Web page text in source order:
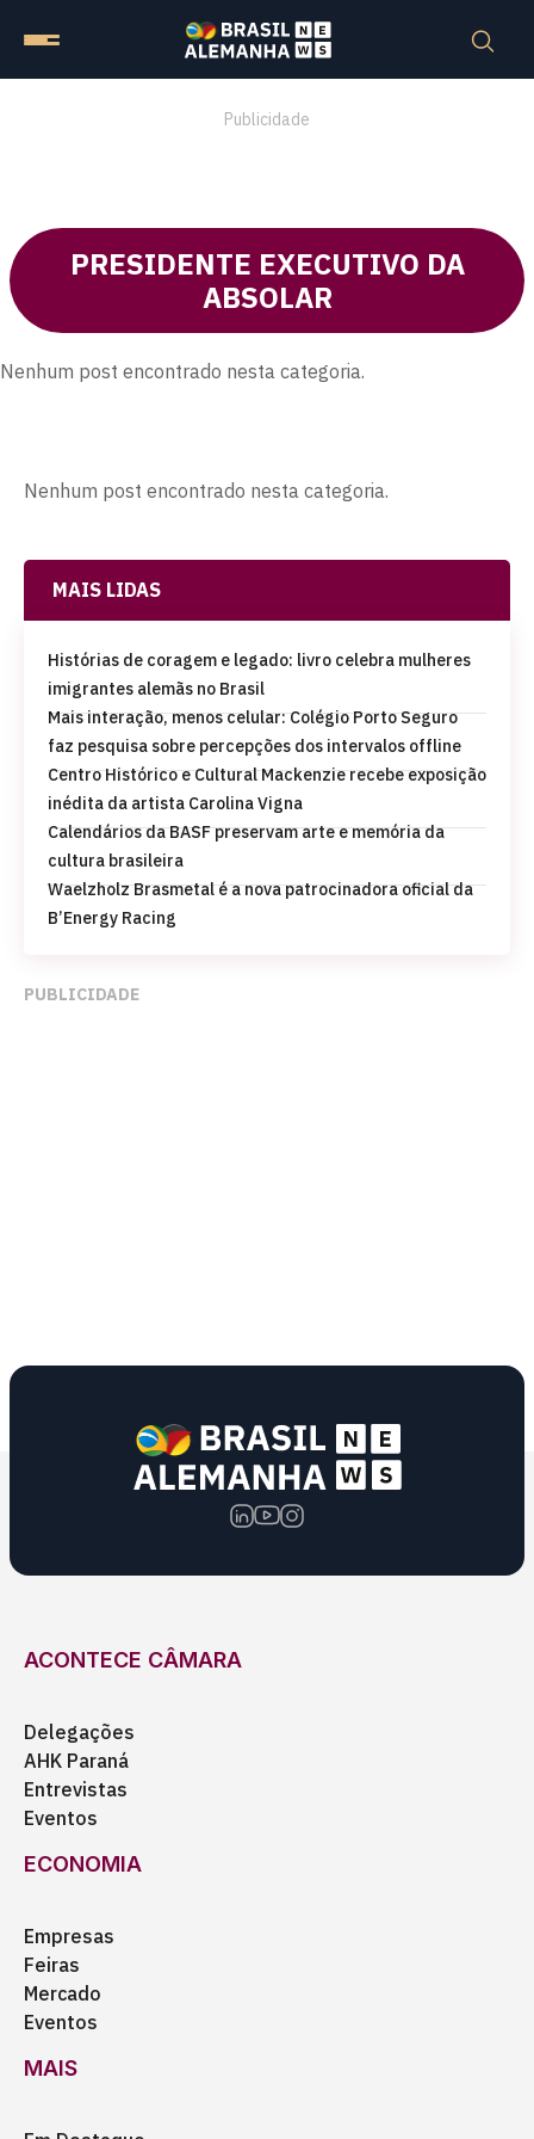
Publicidade
PRESIDENTE EXECUTIVO DA
ABSOLAR
Nenhum post encontrado nesta categoria.
Nenhum post encontrado nesta categoria.
MAIS LIDAS
Histórias de coragem e legado: livro celebra mulheres
imigrantes alemãs no Brasil
Mais interação, menos celular: Colégio Porto Seguro
faz pesquisa sobre percepções dos intervalos offline
Centro Histórico e Cultural Mackenzie recebe exposição
inédita da artista Carolina Vigna
Calendários da BASF preservam arte e memória da
cultura brasileira
Waelzholz Brasmetal é a nova patrocinadora oficial da
B’Energy Racing
PUBLICIDADE
ACONTECE CÂMARA
Delegações
AHK Paraná
Entrevistas
Eventos
ECONOMIA
Empresas
Feiras
Mercado
Eventos
MAIS